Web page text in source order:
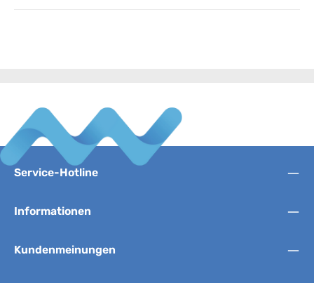
Service-Hotline
Informationen
Kundenmeinungen